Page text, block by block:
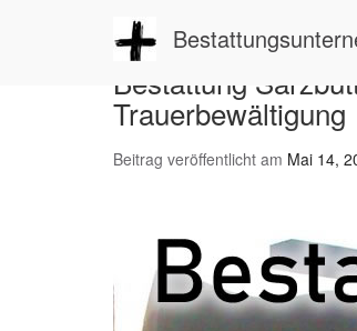
Bestattung
Trauerbewältigung
Beitrag veröffentlicht am Mai 14,